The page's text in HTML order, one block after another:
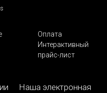
Оплата
Интерактивный
прайс-лист
Наша электронная